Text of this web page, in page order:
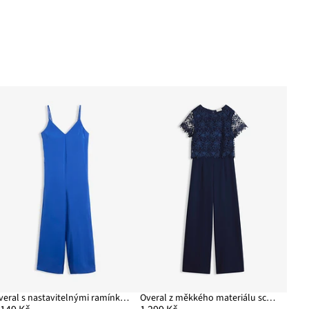
Overal s nastavitelnými ramínky, z viskózové směsi Overal z měkkého materiálu scuba, s krajkou